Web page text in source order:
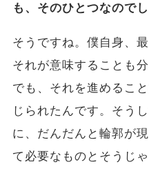
も、そのひとつなので
そうですね。僕自身、
それが意味することも
でも、それを進めるこ
じられたんです。そう
に、だんだんと輪郭が
て必要なものとそうじ